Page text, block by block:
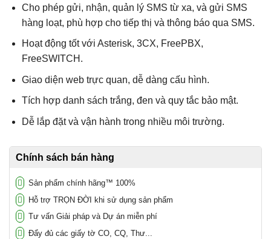
Cho phép gửi, nhận, quản lý SMS từ xa, và gửi SMS
hàng loạt, phù hợp cho tiếp thị và thông báo qua SMS.
Hoạt động tốt với Asterisk, 3CX, FreePBX,
FreeSWITCH.
Giao diện web trực quan, dễ dàng cấu hình.
Tích hợp danh sách trắng, đen và quy tắc bảo mật.
Dễ lắp đặt và vận hành trong nhiều môi trường.
Chính sách bán hàng
Sản phẩm chính hãng™ 100%
Hỗ trợ TRỌN ĐỜI khi sử dụng sản phẩm
Tư vấn Giải pháp và Dự án miễn phí
Đẩy đủ các giấy tờ CO, CQ, Thư...